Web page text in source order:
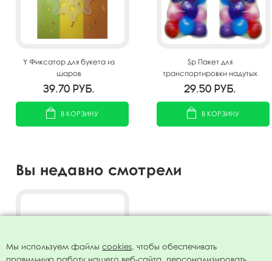
Y Фиксатор для букета из
шаров
39.70 руб.
В КОРЗИНУ
Sp Пакет для
транспортировки надутых
шаров 100х165см
29.50 руб.
В КОРЗИНУ
Вы недавно смотрели
Мы используем файлы cookies, чтобы обеспечивать